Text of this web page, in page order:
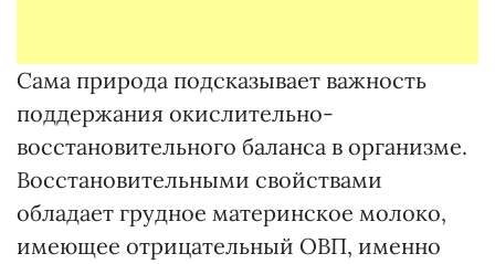
Сама природа подсказывает важность
поддержания окислительно-
восстановительного баланса в организме.
Восстанови­тельными свойствами
обладает грудное материнское молоко,
имеющее отрицательный ОВП, именно